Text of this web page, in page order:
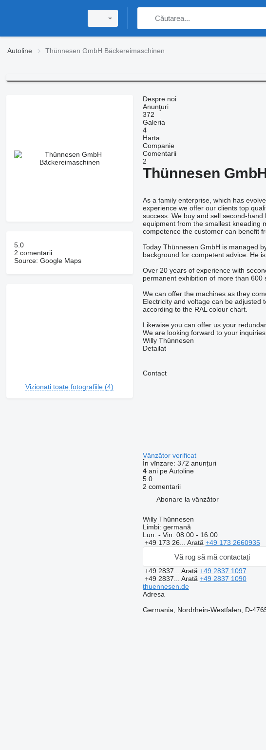
Autoline Thünnesen GmbH Bäckereimaschinen
5.0
2 comentarii
Source: Google Maps
Vizionați toate fotografiile (4)
Despre noi
Anunţuri
372
Galeria
4
Harta
Companie
Comentarii
2
Thünnesen
As a family enterprise, which has
experience we offer our clients top
success. We buy and sell second-
equipment from the smallest kneading
competence the customer can benefit
Today Thünnesen GmbH is managed
background for competent advice. He
Over 20 years of experience with
permanent exhibition of more than 600
We can offer the machines as they
Electricity and voltage can be adjusted
according to the RAL colour chart.
Likewise you can offer us your
We are looking forward to your inquiries.
Willy Thünnesen
Detailat
Contact
Vânzător verificat
În vînzare: 372 anunțuri
4ani pe Autoline
5.0
2 comentarii
Abonare la vânzător
Willy Thünnesen
Limbi: germană
Lun. - Vin. 08:00 - 16:00
+49 173 26... Arată +49 173 2660935
Vă rog să mă contactați
+49 2837... Arată +49 2837 1097
+49 2837... Arată +49 2837 1090
thuennesen.de
Adresa
Germania, Nordrhein-Westfalen, D-